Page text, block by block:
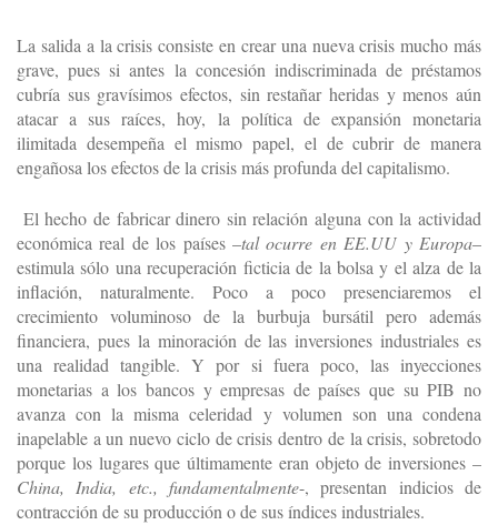
La salida a la crisis consiste en crear una nueva crisis mucho más
grave, pues si antes la concesión indiscriminada de préstamos
cubría sus gravísimos efectos, sin restañar heridas y menos aún
atacar a sus raíces, hoy, la política de expansión monetaria
ilimitada desempeña el mismo papel, el de cubrir de manera
engañosa los efectos de la crisis más profunda del capitalismo.
El hecho de fabricar dinero sin relación alguna con la actividad
económica real de los países –tal ocurre en EE.UU y Europa–
estimula sólo una recuperación ficticia de la bolsa y el alza de la
inflación, naturalmente. Poco a poco presenciaremos el
crecimiento voluminoso de la burbuja bursátil pero además
financiera, pues la minoración de las inversiones industriales es
una realidad tangible. Y por si fuera poco, las inyecciones
monetarias a los bancos y empresas de países que su PIB no
avanza con la misma celeridad y volumen son una condena
inapelable a un nuevo ciclo de crisis dentro de la crisis, sobretodo
porque los lugares que últimamente eran objeto de inversiones –
China, India, etc., fundamentalmente-, presentan indicios de
contracción de su producción o de sus índices industriales.